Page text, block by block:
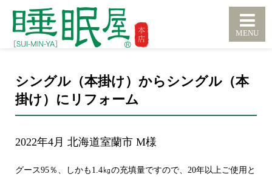
シングル（本掛け）からシングル（本
掛け）にリフォーム
2022年4月 北海道室蘭市 M様
グース95％、しかも1.4㎏の充填量ですので、20年以上ご使用と